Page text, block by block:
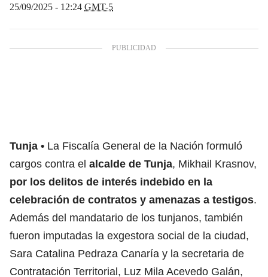
25/09/2025 - 12:24 GMT-5
Tunja La Fiscalía General de la Nación formuló
cargos contra el alcalde de Tunja, Mikhail Krasnov,
por los delitos de interés indebido en la
celebración de contratos y amenazas a testigos.
Además del mandatario de los tunjanos, también
fueron imputadas la exgestora social de la ciudad,
Sara Catalina Pedraza Canaría y la secretaria de
Contratación Territorial, Luz Mila Acevedo Galán,